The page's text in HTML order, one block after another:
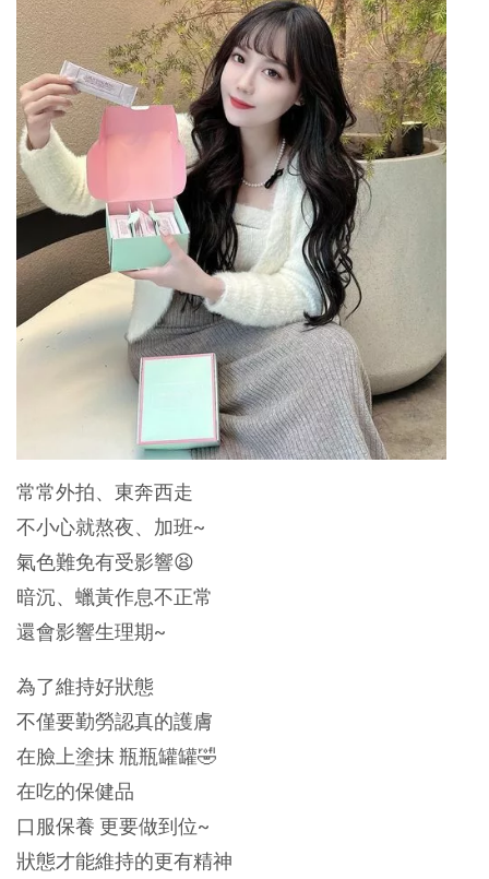
常常外拍、東奔西走
不小心就熬夜、加班~
氣色難免有受影響😫
暗沉、蠟黃作息不正常
還會影響生理期~
為了維持好狀態
不僅要勤勞認真的護膚
在臉上塗抹 瓶瓶罐罐🤣
在吃的保健品
口服保養 更要做到位~
狀態才能維持的更有精神